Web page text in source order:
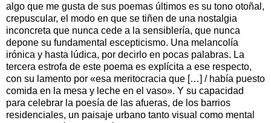
algo que me gusta de sus poemas últimos es su tono otoñal,
crepuscular, el modo en que se tiñen de una nostalgia
inconcreta que nunca cede a la sensiblería, que nunca
depone su fundamental escepticismo. Una melancolía
irónica y hasta lúdica, por decirlo en pocas palabras. La
tercera estrofa de este poema es explícita a ese respecto,
con su lamento por «esa meritocracia que […] / había puesto
comida en la mesa y leche en el vaso». Y su capacidad
para celebrar la poesía de las afueras, de los barrios
residenciales, un paisaje urbano tanto visual como mental